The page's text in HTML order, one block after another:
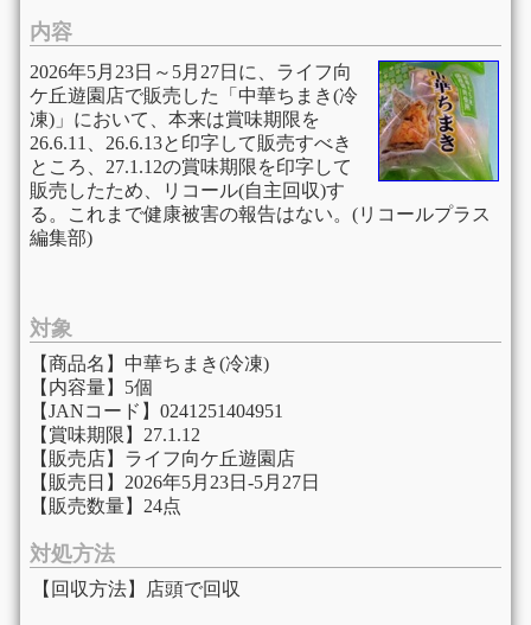
内容
2026年5月23日～5月27日に、ライフ向
ケ丘遊園店で販売した「中華ちまき(冷
凍)」において、本来は賞味期限を
26.6.11、26.6.13と印字して販売すべき
ところ、27.1.12の賞味期限を印字して
販売したため、リコール(自主回収)す
る。これまで健康被害の報告はない。(リコールプラス
編集部)
対象
【商品名】中華ちまき(冷凍)
【内容量】5個
【JANコード】0241251404951
【賞味期限】27.1.12
【販売店】ライフ向ケ丘遊園店
【販売日】2026年5月23日-5月27日
【販売数量】24点
対処方法
【回収方法】店頭で回収